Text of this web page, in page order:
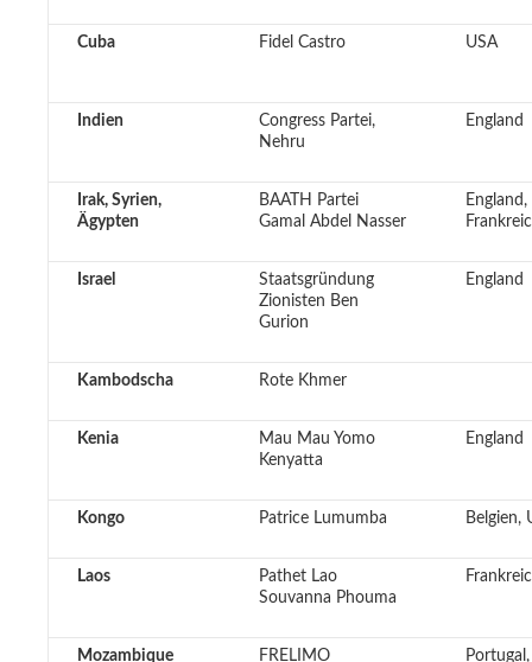
Cuba Fidel Castro USA
Indien
Congress Partei,
Nehru
England
Irak, Syrien,
Ägypten
BAATH Partei
Gamal Abdel Nasser
England,
Israel
Staatsgründung
Zionisten Ben
Gurion
England
Kambodscha Rote Khmer
Kenia
Mau Mau Yomo
Kenyatta
England
Kongo Patrice Lumumba Belgien,
Laos
Pathet Lao
Souvanna Phouma
Mozambique FRELIMO
Portugal,